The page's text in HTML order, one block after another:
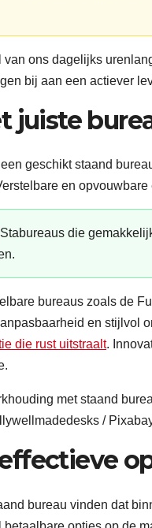
ons dagelijks
bij aan een actiever
juiste
geschikt staand
en
Stabureaus die
bureaus zoals de
en stijlvol
die rust uitstraalt.
/
bureau vinden dat